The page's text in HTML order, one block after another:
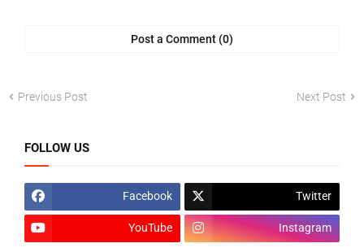
Post a Comment (0)
Previous Post Next Post
FOLLOW US
Facebook Twitter
YouTube Instagram